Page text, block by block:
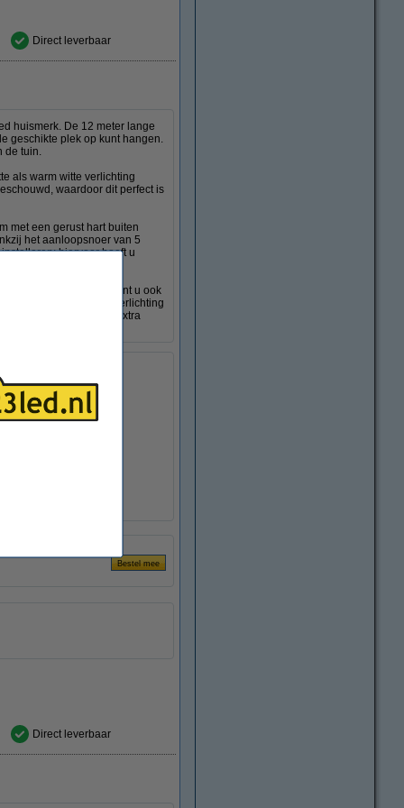
Direct leverbaar
huismerk. De 12 meter lange
geschikte plek op kunt hangen.
de tuin.
als warm witte verlichting
waardoor dit perfect is
met een gerust hart buiten
het aanloopsnoer van 5
hiervoor hoeft u
Hiermee kunt u ook
Zo brandt de verlichting
de warm witte en extra
36
Nee
10 mm
5 meter
Direct leverbaar